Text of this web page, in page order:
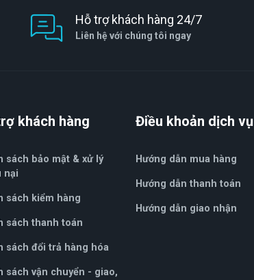
Hỗ trợ khách hàng 24/7
Liên hệ với chúng tôi ngay
khách hàng
sách bảo mật & xử lý
nại
sách kiểm hàng
sách thanh toán
sách đổi trả hàng hóa
sách vận chuyển - giao,
Điều khoản dịch vụ
Hướng dẫn mua hàng
Hướng dẫn thanh toán
Hướng dẫn giao nhận